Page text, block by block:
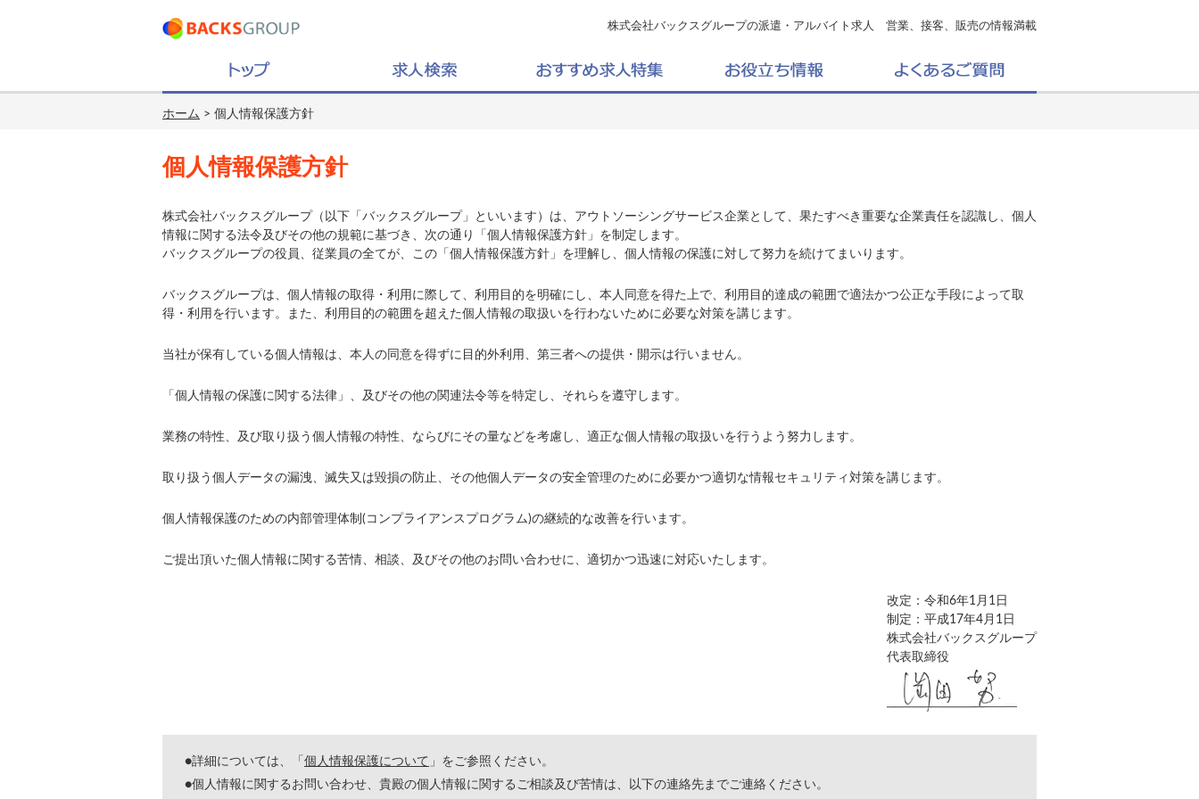
株式会社バックスグループの派遣・アルバイト求人 営業、接客、販売の情報満載
ホーム > 個人情報保護方針
個人情報保護方針
株式会社バックスグループ（以下「バックスグループ」といいます）は、アウトソーシングサービス企業として、果たすべき重要な企業責任を認識し、個人
情報に関する法令及びその他の規範に基づき、次の通り「個人情報保護方針」を制定します。
バックスグループの役員、従業員の全てが、この「個人情報保護方針」を理解し、個人情報の保護に対して努力を続けてまいります。
バックスグループは、個人情報の取得・利用に際して、利用目的を明確にし、本人同意を得た上で、利用目的達成の範囲で適法かつ公正な手段によって取
得・利用を行います。また、利用目的の範囲を超えた個人情報の取扱いを行わないために必要な対策を講じます。
当社が保有している個人情報は、本人の同意を得ずに目的外利用、第三者への提供・開示は行いません。
「個人情報の保護に関する法律」、及びその他の関連法令等を特定し、それらを遵守します。
業務の特性、及び取り扱う個人情報の特性、ならびにその量などを考慮し、適正な個人情報の取扱いを行うよう努力します。
取り扱う個人データの漏洩、滅失又は毀損の防止、その他個人データの安全管理のために必要かつ適切な情報セキュリティ対策を講じます。
個人情報保護のための内部管理体制(コンプライアンスプログラム)の継続的な改善を行います。
ご提出頂いた個人情報に関する苦情、相談、及びその他のお問い合わせに、適切かつ迅速に対応いたします。
改定：令和6年1月1日
制定：平成17年4月1日
株式会社バックスグループ
代表取締役
●詳細については、「 個人情報保護について 」をご参照ください。
●個人情報に関するお問い合わせ、貴殿の個人情報に関するご相談及び苦情は、以下の連絡先までご連絡ください。